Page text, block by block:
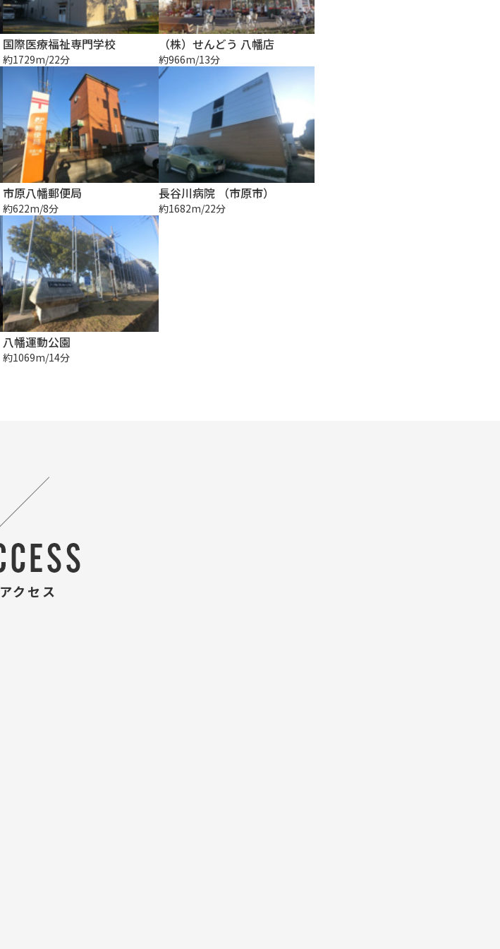
国際医療福祉専門学校
約1729m/22分
（株）せんどう 八幡店
約966m/13分
市原八幡郵便局
約622m/8分
長谷川病院 （市原市）
約1682m/22分
八幡運動公園
約1069m/14分
アクセス